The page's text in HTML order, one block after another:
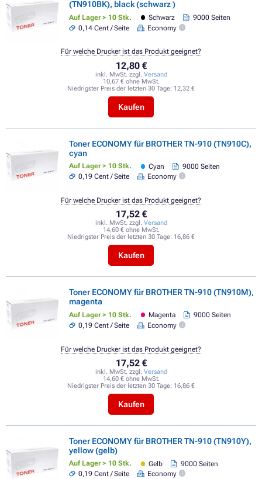
(TN910BK), black (schwarz )
Auf Lager > 10 Stk. Schwarz
9000 Seiten
0,14 Cent / Seite
Economy
12,80 €
inkl. MwSt. zzgl. Versand
10,67 € ohne MwSt.
Niedrigster Preis der letzten 30 Tage: 12,32 €
Kaufen
Für welche Drucker ist das Produkt geeignet?
Toner ECONOMY für BROTHER TN-910 (TN910C),
cyan
Auf Lager > 10 Stk. Cyan
9000 Seiten
0,19 Cent / Seite
Economy
17,52 €
inkl. MwSt. zzgl. Versand
14,60 € ohne MwSt.
Niedrigster Preis der letzten 30 Tage: 16,86 €
Kaufen
Für welche Drucker ist das Produkt geeignet?
Toner ECONOMY für BROTHER TN-910 (TN910M),
magenta
Auf Lager > 10 Stk. Magenta
9000 Seiten
0,19 Cent / Seite
Economy
17,52 €
inkl. MwSt. zzgl. Versand
14,60 € ohne MwSt.
Niedrigster Preis der letzten 30 Tage: 16,86 €
Kaufen
Für welche Drucker ist das Produkt geeignet?
Toner ECONOMY für BROTHER TN-910 (TN910Y),
yellow (gelb)
Auf Lager > 10 Stk. Gelb
9000 Seiten
0,19 Cent / Seite
Economy